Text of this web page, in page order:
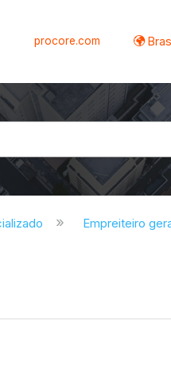
procore.com
Empreiteiro